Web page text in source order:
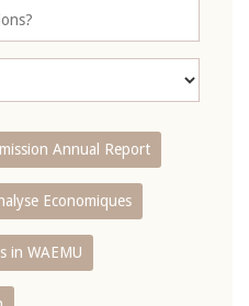
Annual Report
Economiques
in WAEMU